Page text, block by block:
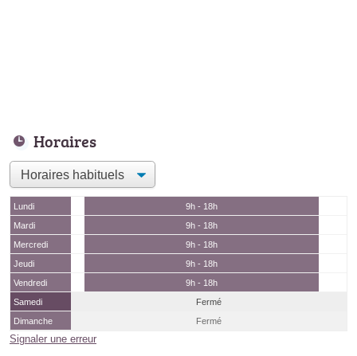
Horaires
Lundi
9h - 18h
Mardi
9h - 18h
Mercredi
9h - 18h
Jeudi
9h - 18h
Vendredi
9h - 18h
Samedi
Fermé
Dimanche
Fermé
Signaler une erreur